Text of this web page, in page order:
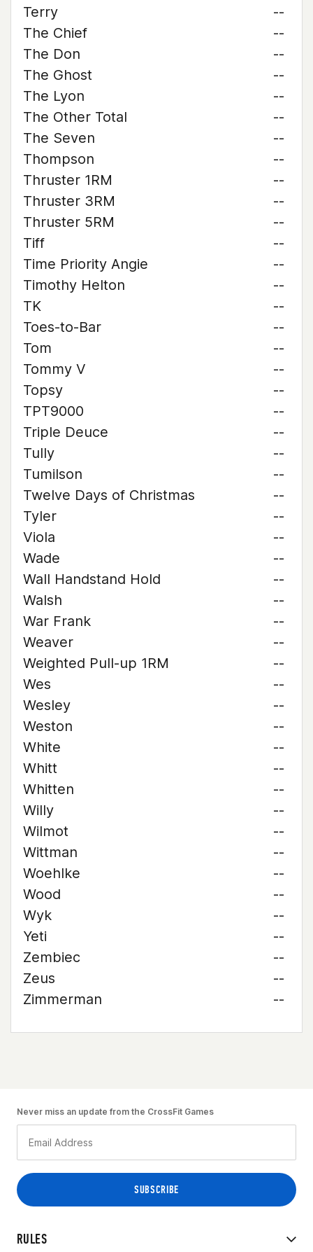
Terry
--
The Chief
--
The Don
--
The Ghost
--
The Lyon
--
The Other Total
--
The Seven
--
Thompson
--
Thruster 1RM
--
Thruster 3RM
--
Thruster 5RM
--
Tiff
--
Time Priority Angie
--
Timothy Helton
--
TK
--
Toes-to-Bar
--
Tom
--
Tommy V
--
Topsy
--
TPT9000
--
Triple Deuce
--
Tully
--
Tumilson
--
Twelve Days of Christmas
--
Tyler
--
Viola
--
Wade
--
Wall Handstand Hold
--
Walsh
--
War Frank
--
Weaver
--
Weighted Pull-up 1RM
--
Wes
--
Wesley
--
Weston
--
White
--
Whitt
--
Whitten
--
Willy
--
Wilmot
--
Wittman
--
Woehlke
--
Wood
--
Wyk
--
Yeti
--
Zembiec
--
Zeus
--
Zimmerman
--
RULES
Never miss an update from the CrossFit Games